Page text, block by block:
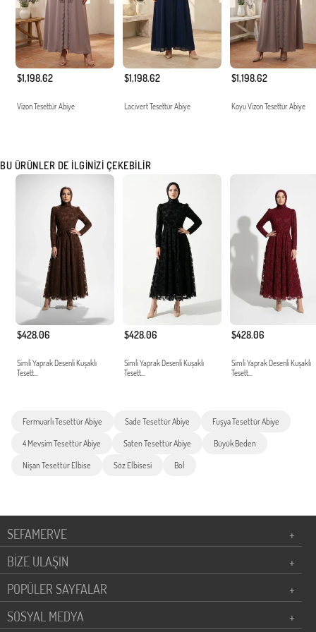
$1,198.62
Vizon Tesettür Abiye
$1,198.62
Lacivert Tesettür Abiye
$1,198.62
Koyu Vizon Tesettür Abiye
BU ÜRÜNLER DE İLGINIZI ÇEKEBILIR
$428.06
Simli Yaprak Desenli Kuşaklı
Tesett...
$428.06
Simli Yaprak Desenli Kuşaklı
Tesett...
$428.06
Simli Yaprak Desenli Kuşaklı
Tesett...
Fermuarlı Tesettür Abiye Sade Tesettür Abiye Fuşya Tesettür Abiye
4 Mevsim Tesettür Abiye Saten Tesettür Abiye Büyük Beden
Nişan Tesettür Elbise Söz Elbisesi Bol
SEFAMERVE
+
BİZE ULAŞIN
+
POPÜLER SAYFALAR
+
SOSYAL MEDYA
+